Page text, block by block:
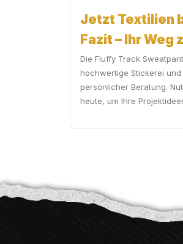
Jetzt Textilien
Fazit – Ihr
Die Fluffy Track
hochwertige Stickerei
persönlicher Beratung.
heute, um Ihre